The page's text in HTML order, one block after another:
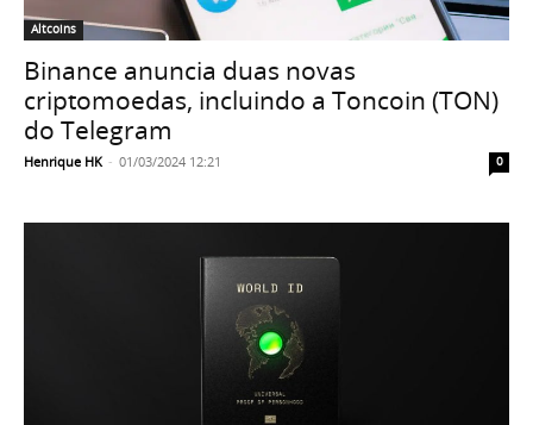
Altcoins
Binance anuncia duas novas
criptomoedas, incluindo a Toncoin (TON)
do Telegram
Henrique HK - 01/03/2024 12:21 0